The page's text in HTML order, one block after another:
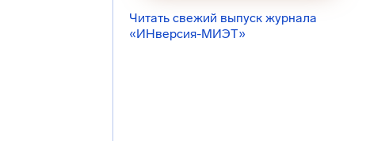
Читать свежий выпуск журнала
«ИНверсия-МИЭТ»